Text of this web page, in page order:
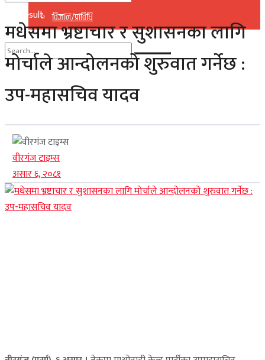
विज्ञान/प्राविधि
No Result
View All Result
No Result
View All Result
मधेसमा भ्रष्टाचार र सुशासनका लागि
मोर्चाले आन्दोलनको शुरुवात गर्नेछ :
उप-महासचिव यादव
वीरगंज टाइम्स
असार ६, २०८१